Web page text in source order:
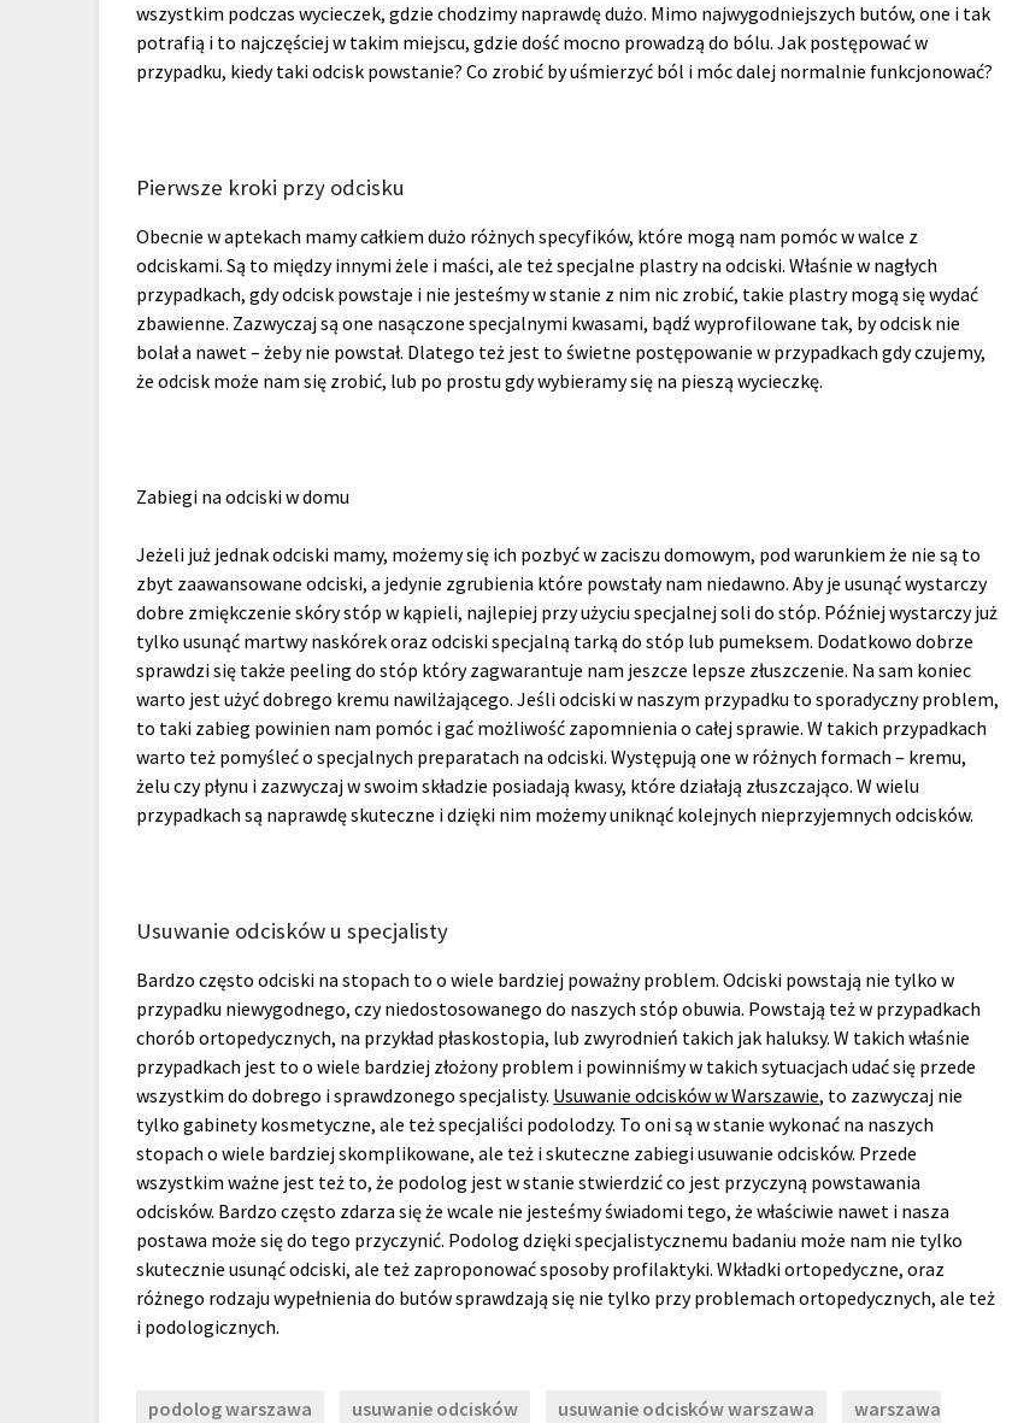
wszystkim podczas wycieczek, gdzie chodzimy naprawdę dużo. Mimo najwygodniejszych butów, one i tak
potrafią i to najczęściej w takim miejscu, gdzie dość mocno prowadzą do bólu. Jak postępować w
przypadku, kiedy taki odcisk powstanie? Co zrobić by uśmierzyć ból i móc dalej normalnie funkcjonować?
Pierwsze kroki przy odcisku
Obecnie w aptekach mamy całkiem dużo różnych specyfików, które mogą nam pomóc w walce z
odciskami. Są to między innymi żele i maści, ale też specjalne plastry na odciski. Właśnie w nagłych
przypadkach, gdy odcisk powstaje i nie jesteśmy w stanie z nim nic zrobić, takie plastry mogą się wydać
zbawienne. Zazwyczaj są one nasączone specjalnymi kwasami, bądź wyprofilowane tak, by odcisk nie
bolał a nawet – żeby nie powstał. Dlatego też jest to świetne postępowanie w przypadkach gdy czujemy,
że odcisk może nam się zrobić, lub po prostu gdy wybieramy się na pieszą wycieczkę.
Zabiegi na odciski w domu
Jeżeli już jednak odciski mamy, możemy się ich pozbyć w zaciszu domowym, pod warunkiem że nie są to
zbyt zaawansowane odciski, a jedynie zgrubienia które powstały nam niedawno. Aby je usunąć wystarczy
dobre zmiękczenie skóry stóp w kąpieli, najlepiej przy użyciu specjalnej soli do stóp. Później wystarczy już
tylko usunąć martwy naskórek oraz odciski specjalną tarką do stóp lub pumeksem. Dodatkowo dobrze
sprawdzi się także peeling do stóp który zagwarantuje nam jeszcze lepsze złuszczenie. Na sam koniec
warto jest użyć dobrego kremu nawilżającego. Jeśli odciski w naszym przypadku to sporadyczny problem,
to taki zabieg powinien nam pomóc i gać możliwość zapomnienia o całej sprawie. W takich przypadkach
warto też pomyśleć o specjalnych preparatach na odciski. Występują one w różnych formach – kremu,
żelu czy płynu i zazwyczaj w swoim składzie posiadają kwasy, które działają złuszczająco. W wielu
przypadkach są naprawdę skuteczne i dzięki nim możemy uniknąć kolejnych nieprzyjemnych odcisków.
Usuwanie odcisków u specjalisty
Bardzo często odciski na stopach to o wiele bardziej poważny problem. Odciski powstają nie tylko w
przypadku niewygodnego, czy niedostosowanego do naszych stóp obuwia. Powstają też w przypadkach
chorób ortopedycznych, na przykład płaskostopia, lub zwyrodnień takich jak haluksy. W takich właśnie
przypadkach jest to o wiele bardziej złożony problem i powinniśmy w takich sytuacjach udać się przede
wszystkim do dobrego i sprawdzonego specjalisty. Usuwanie odcisków w Warszawie, to zazwyczaj nie
tylko gabinety kosmetyczne, ale też specjaliści podolodzy. To oni są w stanie wykonać na naszych
stopach o wiele bardziej skomplikowane, ale też i skuteczne zabiegi usuwanie odcisków. Przede
wszystkim ważne jest też to, że podolog jest w stanie stwierdzić co jest przyczyną powstawania
odcisków. Bardzo często zdarza się że wcale nie jesteśmy świadomi tego, że właściwie nawet i nasza
postawa może się do tego przyczynić. Podolog dzięki specjalistycznemu badaniu może nam nie tylko
skutecznie usunąć odciski, ale też zaproponować sposoby profilaktyki. Wkładki ortopedyczne, oraz
różnego rodzaju wypełnienia do butów sprawdzają się nie tylko przy problemach ortopedycznych, ale też
i podologicznych.
podolog warszawa usuwanie odcisków usuwanie odcisków warszawa
warszawa